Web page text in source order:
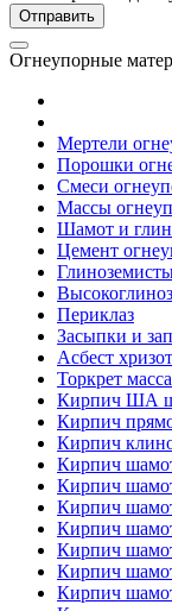
Огнеупорные
Мертели
Порошки
Смеси
Массы
Шамот и
Цемент
Периклаз
Засыпки и
Асбест
Торкрет масса
Кирпич ША
Кирпич
Кирпич
Кирпич
Кирпич
Кирпич
Кирпич
Кирпич
Кирпич
Кирпич